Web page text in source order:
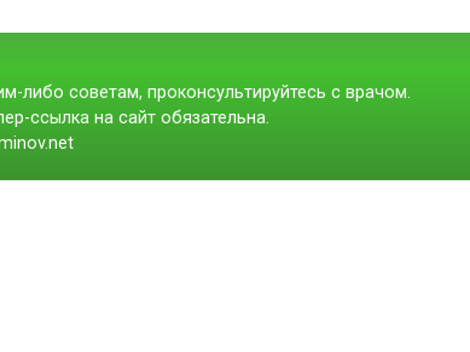
либо советам, проконсультируйтесь с врачом.
ссылка на сайт обязательна.